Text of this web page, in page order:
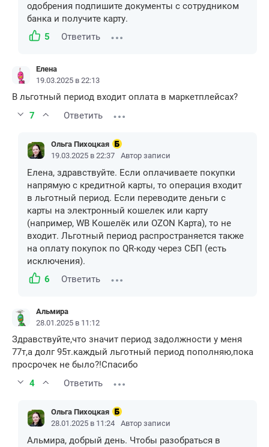
одобрения подпишите документы с сотрудником
банка и получите карту.
5
Ответить
Елена
19.03.2025 в 22:13
В льготный период входит оплата в маркетплейсах?
7
Ответить
Ольга Пихоцкая
19.03.2025 в 22:37
Автор записи
Елена, здравствуйте. Если оплачиваете покупки
напрямую с кредитной карты, то операция входит
в льготный период. Если переводите деньги с
карты на электронный кошелек или карту
(например, WB Кошелёк или OZON Карта), то не
входит. Льготный период распространяется также
на оплату покупок по QR-коду через СБП (есть
исключения).
6
Ответить
Альмира
28.01.2025 в 11:12
Здравствуйте,что значит период задолжности у меня
77т,а долг 95т.каждый льготный период пополняю,пока
просрочек не было?!Спасибо
4
Ответить
Ольга Пихоцкая
28.01.2025 в 11:24
Автор записи
Альмира, добрый день. Чтобы разобраться в